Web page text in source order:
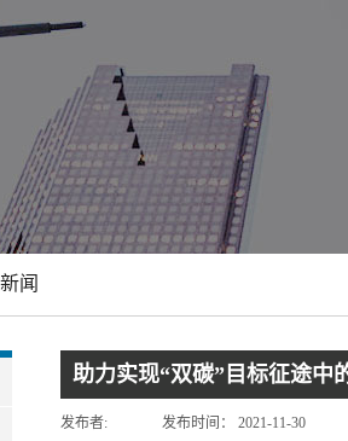
闻
助力实现“双碳”目标征途中
发布者: 发布时间： 2021-11-30